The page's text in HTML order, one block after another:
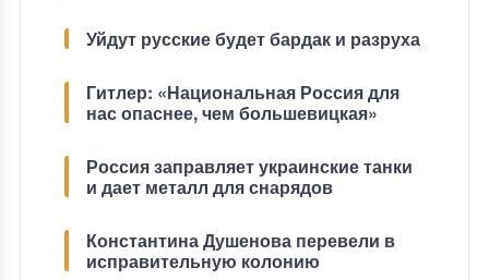
Уйдут русские будет бардак и разруха
Гитлер: «Национальная Россия для
нас опаснее, чем большевицкая»
Россия заправляет украинские танки
и дает металл для снарядов
Константина Душенова перевели в
исправительную колонию